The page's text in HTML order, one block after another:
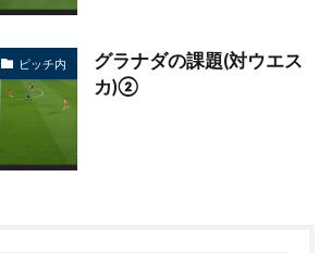
ピッチ内
グラナダの課題(対ウエス
カ)②